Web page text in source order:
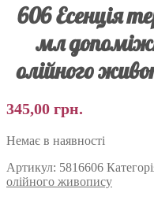
606 Есенція
мл
олійного
345,00 грн.
Немає в наявності
Артикул: 5816606
олійного живопису